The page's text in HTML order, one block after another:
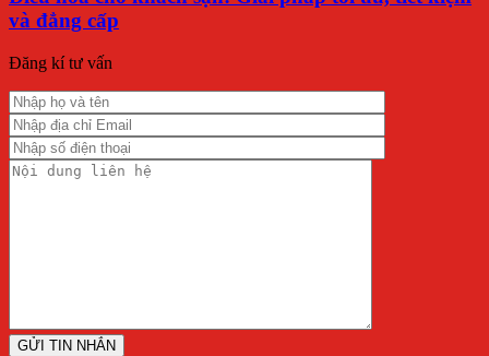
và đẳng cấp
Đăng kí tư vấn